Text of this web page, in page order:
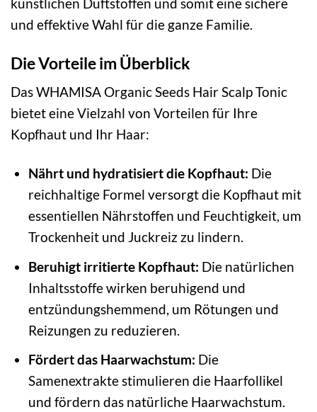
und effektive Wahl für die ganze Familie.
Die Vorteile im Überblick
Das WHAMISA Organic Seeds Hair Scalp Tonic
bietet eine Vielzahl von Vorteilen für Ihre
Kopfhaut und Ihr Haar:
Nährt und hydratisiert die Kopfhaut: Die
reichhaltige Formel versorgt die Kopfhaut mit
essentiellen Nährstoffen und Feuchtigkeit, um
Trockenheit und Juckreiz zu lindern.
Beruhigt irritierte Kopfhaut: Die natürlichen
Inhaltsstoffe wirken beruhigend und
entzündungshemmend, um Rötungen und
Reizungen zu reduzieren.
Fördert das Haarwachstum: Die
Samenextrakte stimulieren die Haarfollikel
und fördern das natürliche Haarwachstum.